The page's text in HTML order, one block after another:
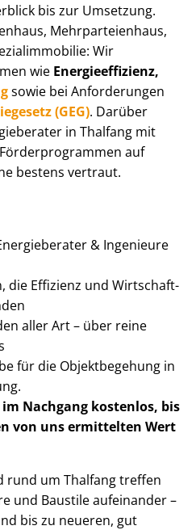
bis zur Umsetzung.
Mehr­par­tei­en­haus,
Wir
wie En­er­gie­ef­fi­zi­enz,
sowie bei Anforderungen
(GEG). Darüber
in Thalfang mit
auf
bestens vertraut.
& Ingenieure
die Effizienz und Wirt­schaft­
aller Art – über reine
für die Objektbegehung in
Nachgang kostenlos, bis
von uns ermittelten Wert
rund um Thalfang treffen
und Baustile aufeinander –
bis zu neueren, gut